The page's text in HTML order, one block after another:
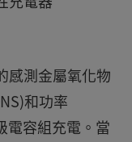
感測金屬氧化物
和功率
電容組充電。當